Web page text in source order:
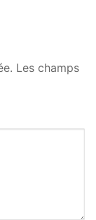
Les champs